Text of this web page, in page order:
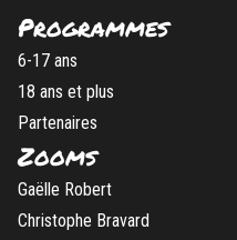
Programmes
6-17 ans
18 ans et plus
Partenaires
Zooms
Gaëlle Robert
Christophe Bravard